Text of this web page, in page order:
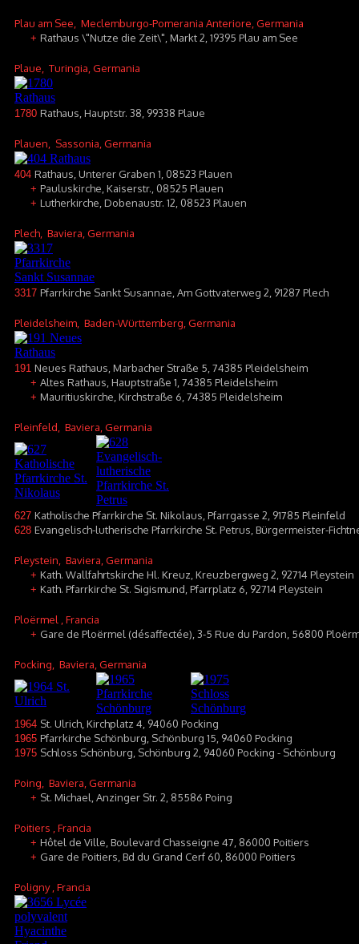
Plau am See , Meclemburgo-Pomerania Anteriore, Germania
+ Rathaus \"Nutze die Zeit\", Markt 2, 19395 Plau am See
Plaue , Turingia, Germania
1780 Rathaus, Hauptstr. 38, 99338 Plaue
Plauen , Sassonia, Germania
404 Rathaus, Unterer Graben 1, 08523 Plauen
+ Pauluskirche, Kaiserstr., 08525 Plauen
+ Lutherkirche, Dobenaustr. 12, 08523 Plauen
Plech , Baviera, Germania
3317 Pfarrkirche Sankt Susannae, Am Gottvaterweg 2, 91287 Plech
Pleidelsheim , Baden-Württemberg, Germania
191 Neues Rathaus, Marbacher Straße 5, 74385 Pleidelsheim
+ Altes Rathaus, Hauptstraße 1, 74385 Pleidelsheim
+ Mauritiuskirche, Kirchstraße 6, 74385 Pleidelsheim
Pleinfeld , Baviera, Germania
627 Katholische Pfarrkirche St. Nikolaus, Pfarrgasse 2, 91785 Pleinfeld
628 Evangelisch-lutherische Pfarrkirche St. Petrus, Bürgermeister-
Pleystein , Baviera, Germania
+ Kath. Wallfahrtskirche Hl. Kreuz, Kreuzbergweg 2, 92714 Pleystein
+ Kath. Pfarrkirche St. Sigismund, Pfarrplatz 6, 92714 Pleystein
Ploërmel , Francia
+ Gare de Ploërmel (désaffectée), 3-5 Rue du Pardon, 56800
Pocking , Baviera, Germania
1964 St. Ulrich, Kirchplatz 4, 94060 Pocking
1965 Pfarrkirche Schönburg, Schönburg 15, 94060 Pocking
1975 Schloss Schönburg, Schönburg 2, 94060 Pocking - Schönburg
Poing , Baviera, Germania
+ St. Michael, Anzinger Str. 2, 85586 Poing
Poitiers , Francia
+ Hôtel de Ville, Boulevard Chasseigne 47, 86000 Poitiers
+ Gare de Poitiers, Bd du Grand Cerf 60, 86000 Poitiers
Poligny, Francia